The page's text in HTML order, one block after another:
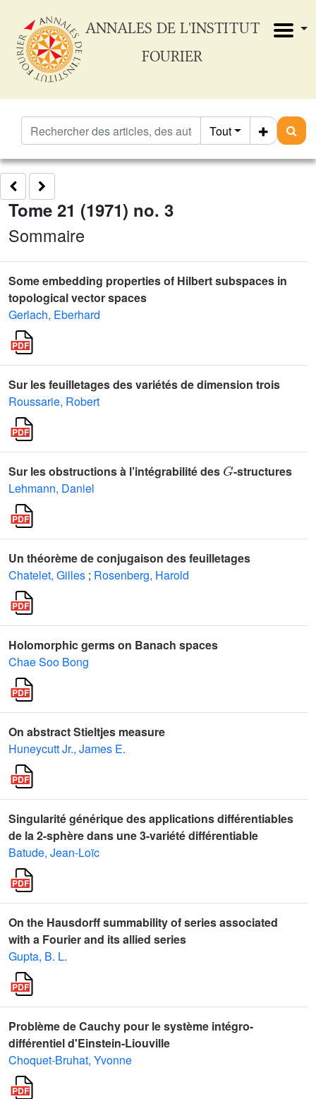
ANNALES DE L'INSTITUT
FOURIER
Tout
Tome 21 (1971) no. 3
Sommaire
Some embedding properties of Hilbert subspaces in
topological vector spaces
Gerlach, Eberhard
Sur les feuilletages des variétés de dimension trois
Roussarie, Robert
Sur les obstructions à l’intégrabilité des
-structures
Lehmann, Daniel
Un théorème de conjugaison des feuilletages
Chatelet, Gilles ; Rosenberg, Harold
Holomorphic germs on Banach spaces
Chae Soo Bong
On abstract Stieltjes measure
Huneycutt Jr., James E.
Singularité générique des applications différentiables
de la 2-sphère dans une 3-variété différentiable
Batude, Jean-Loïc
On the Hausdorff summability of series associated
with a Fourier and its allied series
Gupta, B. L.
Problème de Cauchy pour le système intégro-
différentiel d'Einstein-Liouville
Choquet-Bruhat, Yvonne